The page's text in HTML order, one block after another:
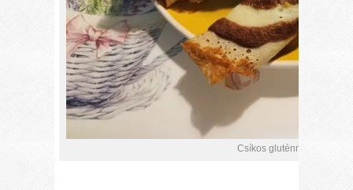
Csíkos gluténmentes